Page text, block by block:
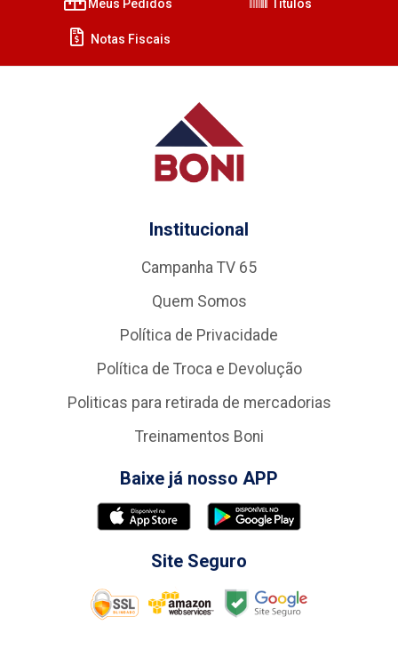
Meus Pedidos Títulos
Notas Fiscais
Institucional
Campanha TV 65
Quem Somos
Política de Privacidade
Política de Troca e Devolução
Politicas para retirada de mercadorias
Treinamentos Boni
Baixe já nosso APP
Site Seguro